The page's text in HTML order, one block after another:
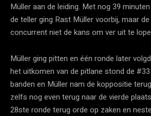
Müller aan de leiding. Met nog 39
de teller ging Rast Müller voorbij, maar
concurrent niet de kans om ver uit te
Müller ging pitten en één ronde later
het uitkomen van de pitlane stond de
banden en Müller nam de koppositie
zelfs nog even terug naar de vierde
28ste ronde terug orde op zaken en